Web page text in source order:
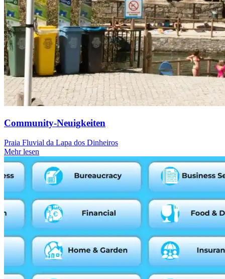
Community-Neuigkeiten
Praia Fluvial da Lapa dos Dinheiros
Mehr lesen